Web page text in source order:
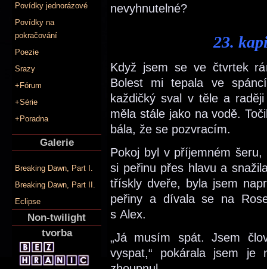
Povídky jednorázové
Povídky na
pokračování
Poezie
Srazy
+Fórum
+Série
+Poradna
Galerie
Breaking Dawn, Part I.
Breaking Dawn, Part II.
Eclipse
Non-twilight
tvorba
nevyhnutelné?
23.
Když jsem se ve čtvrtek
Bolest mi tepala ve
každičký sval v těle a
měla stále jako na vodě.
bála, že se pozvracím.
Pokoj byl v příjemném
si peřinu přes hlavu a
třískly dveře, byla jsem
peřiny a dívala se na
s Alex.
„Já musím spát. Jsem
vyspat,“ pokárala jsem